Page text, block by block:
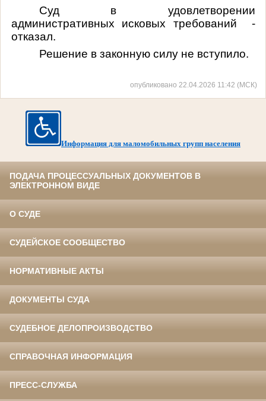
Суд в удовлетворении
административных исковых требований -
отказал.
Решение в законную силу не вступило.
опубликовано 22.04.2026 11:42 (МСК)
Информация для маломобильных групп населения
ПОДАЧА ПРОЦЕССУАЛЬНЫХ ДОКУМЕНТОВ В
ЭЛЕКТРОННОМ ВИДЕ
О СУДЕ
СУДЕЙСКОЕ СООБЩЕСТВО
НОРМАТИВНЫЕ АКТЫ
ДОКУМЕНТЫ СУДА
СУДЕБНОЕ ДЕЛОПРОИЗВОДСТВО
СПРАВОЧНАЯ ИНФОРМАЦИЯ
ПРЕСС-СЛУЖБА